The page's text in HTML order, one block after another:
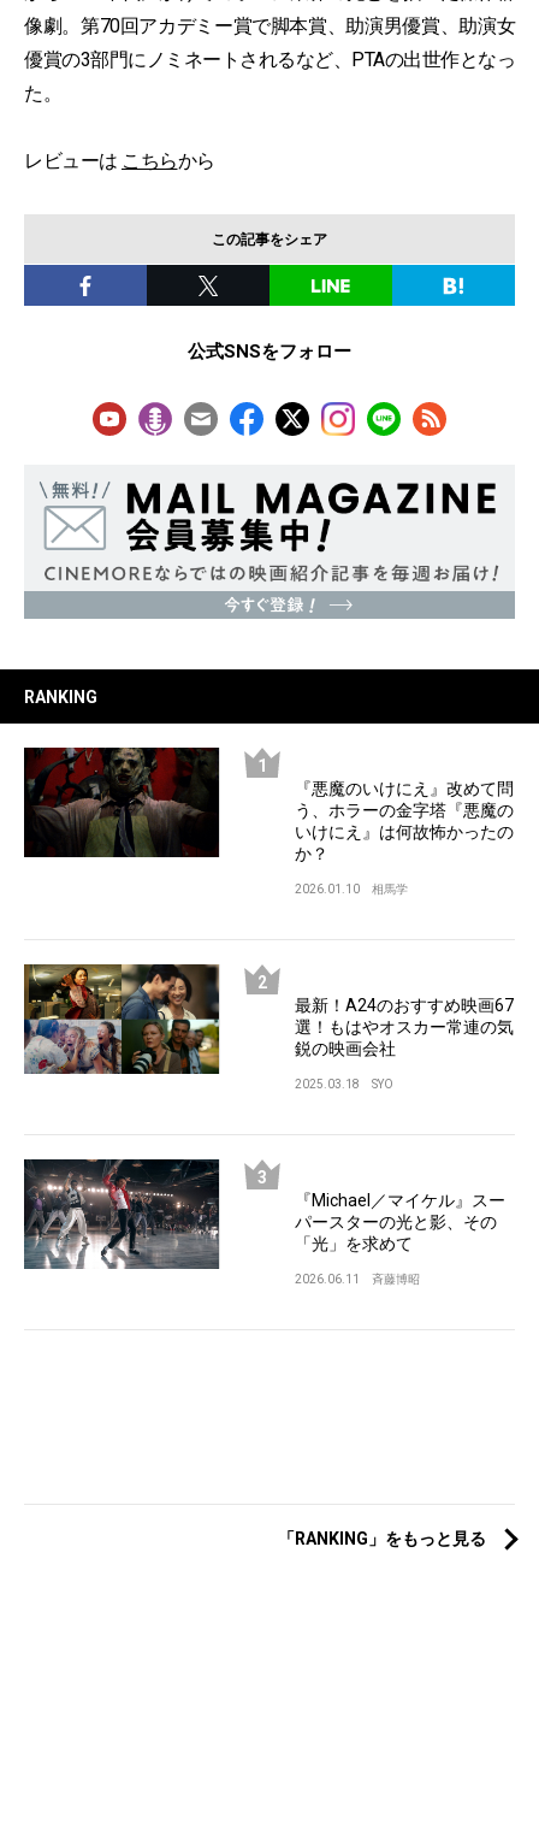
像劇。第70回アカデミー賞で脚本賞、助演男優賞、助演女
優賞の3部門にノミネートされるなど、PTAの出世作となっ
た。
レビューは こちらから
この記事をシェア
公式SNSをフォロー
RANKING
『悪魔のいけにえ』改めて問
う、ホラーの金字塔『悪魔の
いけにえ』は何故怖かったの
か？
2026.01.10 相馬学
最新！A24のおすすめ映画67
選！もはやオスカー常連の気
鋭の映画会社
2025.03.18 SYO
『Michael／マイケル』スー
パースターの光と影、その
「光」を求めて
2026.06.11 斉藤博昭
「RANKING」をもっと見る